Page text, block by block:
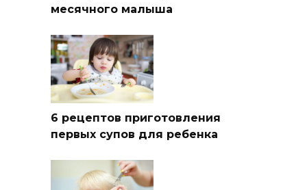
месячного малыша
6 рецептов приготовления
первых супов для ребенка